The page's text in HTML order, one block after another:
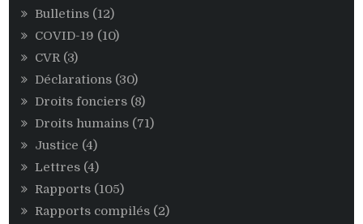
Bulletins (12)
COVID-19 (10)
CVR(3)
Déclarations (30)
Droits fonciers (8)
Droits humains (71)
Justice (4)
Lettres (4)
Rapports (105)
Rapports compilés (2)